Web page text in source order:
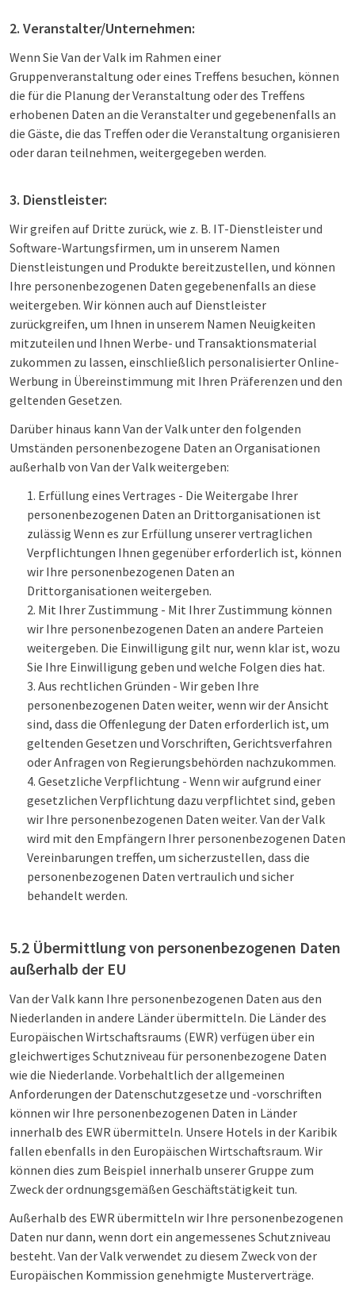
2. Veranstalter/Unternehmen:
Wenn Sie Van der Valk im Rahmen einer
Gruppenveranstaltung oder eines Treffens besuchen, können
die für die Planung der Veranstaltung oder des Treffens
erhobenen Daten an die Veranstalter und gegebenenfalls an
die Gäste, die das Treffen oder die Veranstaltung organisieren
oder daran teilnehmen, weitergegeben werden.
3. Dienstleister:
Wir greifen auf Dritte zurück, wie z. B. IT-Dienstleister und
Software-Wartungsfirmen, um in unserem Namen
Dienstleistungen und Produkte bereitzustellen, und können
Ihre personenbezogenen Daten gegebenenfalls an diese
weitergeben. Wir können auch auf Dienstleister
zurückgreifen, um Ihnen in unserem Namen Neuigkeiten
mitzuteilen und Ihnen Werbe- und Transaktionsmaterial
zukommen zu lassen, einschließlich personalisierter Online-
Werbung in Übereinstimmung mit Ihren Präferenzen und den
geltenden Gesetzen.
Darüber hinaus kann Van der Valk unter den folgenden
Umständen personenbezogene Daten an Organisationen
außerhalb von Van der Valk weitergeben:
Erfüllung eines Vertrages - Die Weitergabe Ihrer
personenbezogenen Daten an Drittorganisationen ist
zulässig Wenn es zur Erfüllung unserer vertraglichen
Verpflichtungen Ihnen gegenüber erforderlich ist, können
wir Ihre personenbezogenen Daten an
Drittorganisationen weitergeben.
Mit Ihrer Zustimmung - Mit Ihrer Zustimmung können
wir Ihre personenbezogenen Daten an andere Parteien
weitergeben. Die Einwilligung gilt nur, wenn klar ist, wozu
Sie Ihre Einwilligung geben und welche Folgen dies hat.
Aus rechtlichen Gründen - Wir geben Ihre
personenbezogenen Daten weiter, wenn wir der Ansicht
sind, dass die Offenlegung der Daten erforderlich ist, um
geltenden Gesetzen und Vorschriften, Gerichtsverfahren
oder Anfragen von Regierungsbehörden nachzukommen.
Gesetzliche Verpflichtung - Wenn wir aufgrund einer
gesetzlichen Verpflichtung dazu verpflichtet sind, geben
wir Ihre personenbezogenen Daten weiter. Van der Valk
wird mit den Empfängern Ihrer personenbezogenen Daten
Vereinbarungen treffen, um sicherzustellen, dass die
personenbezogenen Daten vertraulich und sicher
behandelt werden.
5.2 Übermittlung von personenbezogenen Daten
außerhalb der EU
Van der Valk kann Ihre personenbezogenen Daten aus den
Niederlanden in andere Länder übermitteln. Die Länder des
Europäischen Wirtschaftsraums (EWR) verfügen über ein
gleichwertiges Schutzniveau für personenbezogene Daten
wie die Niederlande. Vorbehaltlich der allgemeinen
Anforderungen der Datenschutzgesetze und -vorschriften
können wir Ihre personenbezogenen Daten in Länder
innerhalb des EWR übermitteln. Unsere Hotels in der Karibik
fallen ebenfalls in den Europäischen Wirtschaftsraum. Wir
können dies zum Beispiel innerhalb unserer Gruppe zum
Zweck der ordnungsgemäßen Geschäftstätigkeit tun.
Außerhalb des EWR übermitteln wir Ihre personenbezogenen
Daten nur dann, wenn dort ein angemessenes Schutzniveau
besteht. Van der Valk verwendet zu diesem Zweck von der
Europäischen Kommission genehmigte Musterverträge.